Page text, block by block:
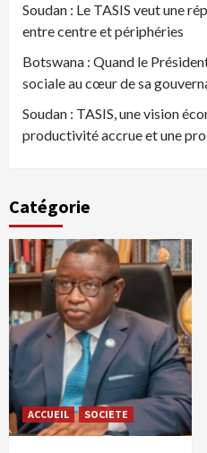
Soudan : Le TASIS veut une
entre centre et périphéries
Botswana : Quand le
sociale au cœur de sa
Soudan : TASIS, une vision
productivité accrue et une
Catégorie
ACCUEIL SOCIETE